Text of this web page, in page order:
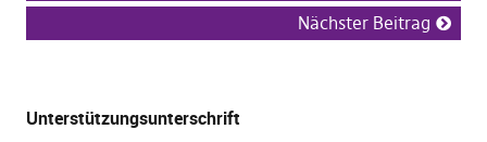
Nächster Beitrag
Unterstützungsunterschrift